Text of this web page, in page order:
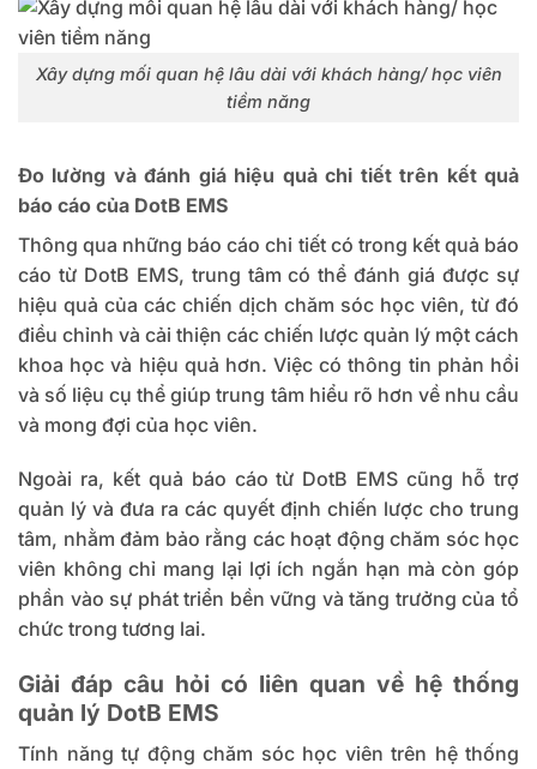
Xây dựng mối quan hệ lâu dài với khách hàng/ học viên
tiềm năng
Đo lường và đánh giá hiệu quả chi tiết trên kết quả
báo cáo của DotB EMS
Thông qua những báo cáo chi tiết có trong kết quả báo
cáo từ DotB EMS, trung tâm có thể đánh giá được sự
hiệu quả của các chiến dịch chăm sóc học viên, từ đó
điều chỉnh và cải thiện các chiến lược quản lý một cách
khoa học và hiệu quả hơn. Việc có thông tin phản hồi
và số liệu cụ thể giúp trung tâm hiểu rõ hơn về nhu cầu
và mong đợi của học viên.
Ngoài ra, kết quả báo cáo từ DotB EMS cũng hỗ trợ
quản lý và đưa ra các quyết định chiến lược cho trung
tâm, nhằm đảm bảo rằng các hoạt động chăm sóc học
viên không chỉ mang lại lợi ích ngắn hạn mà còn góp
phần vào sự phát triển bền vững và tăng trưởng của tổ
chức trong tương lai.
Giải đáp câu hỏi có liên quan về hệ thống
quản lý DotB EMS
Tính năng tự động chăm sóc học viên trên hệ thống